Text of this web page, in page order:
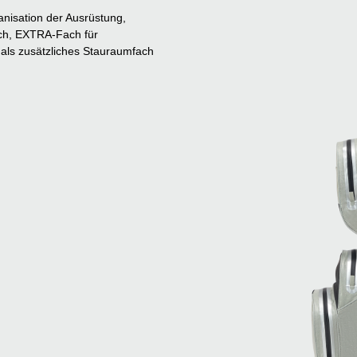
der Ausrüstung,
EXTRA-Fach für
zusätzliches Stauraumfach